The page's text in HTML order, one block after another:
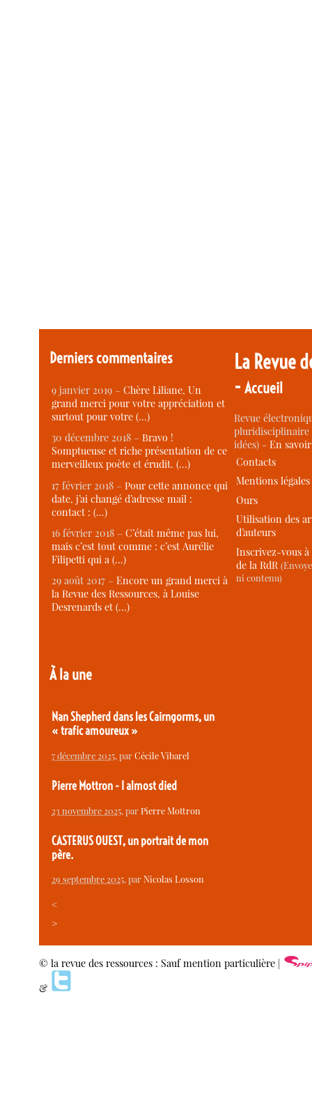
Derniers commentaires
9 janvier 2019 –Chère Liliane, Un
grand merci pour votre appréciation et
surtout pour votre (…)
30 décembre 2018 –Bravo !
Somptueuse et riche présentation de ce
merveilleux poète et érudit. (…)
17 février 2018 –Pour cette annonce qui
date, j’ai changé d’adresse mail :
contact : (…)
16 février 2018 –C’était même pas lui,
mais c’est tout comme : c’est Aurélie
Filipetti qui a (…)
29 août 2017 –Encore un grand merci à
la Revue des Ressources, à Louise
Desrenards et (…)
À la une
Nan Shepherd dans les Cairngorms, un
« trafic amoureux »
7 décembre 2025, parCécile Vibarel
Pierre Mottron - I almost died
23 novembre 2025, parPierre Mottron
CASTERUS OUEST, un portrait de mon
père.
29 septembre 2025, parNicolas Losson
<
>
La Revue
-Accueil
Revue
idées) -En
Contacts
Mentions légales
Ours
Utilisation des
d’auteurs
Inscrivez-vous
de la RdR
ni contenu)
© la revue des ressources : Sauf mention particulière |
&